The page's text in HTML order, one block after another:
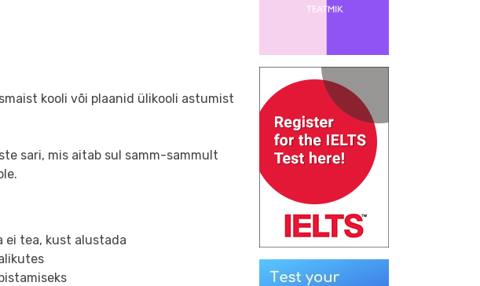
kooli või plaanid ülikooli astumist
sari, mis aitab sul samm-sammult
ei tea, kust alustada